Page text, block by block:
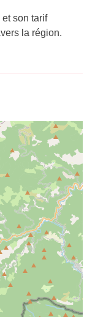
son tarif
la région.